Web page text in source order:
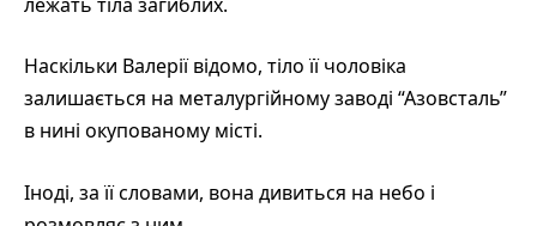
Наскільки Валерії відомо, тіло її чоловіка
залишається на металургійному заводі “Азовсталь”
в нині окупованому місті.
Іноді, за її словами, вона дивиться на небо і